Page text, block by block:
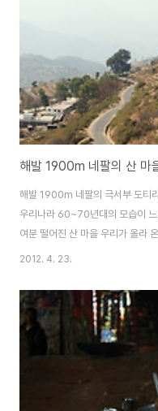
2009년 2월 4일 오후 5시 30분
해발 1900m 네팔의 산 마
해발 1900m 네팔의 극서부 도티
우리나라 60~70년대의 모습이
여분 떨어진 산 마을 우리가 올라
고 있는 모습을 볼 수 있었다 하늘
않는 네팔의 음식점 이때가 2월초
와도 같다 4월과 5월의 중간즈음
전통 음식점이 있는데, 현지에서
우리가 먹을 음식을 만들어 주시
2012. 4. 23.